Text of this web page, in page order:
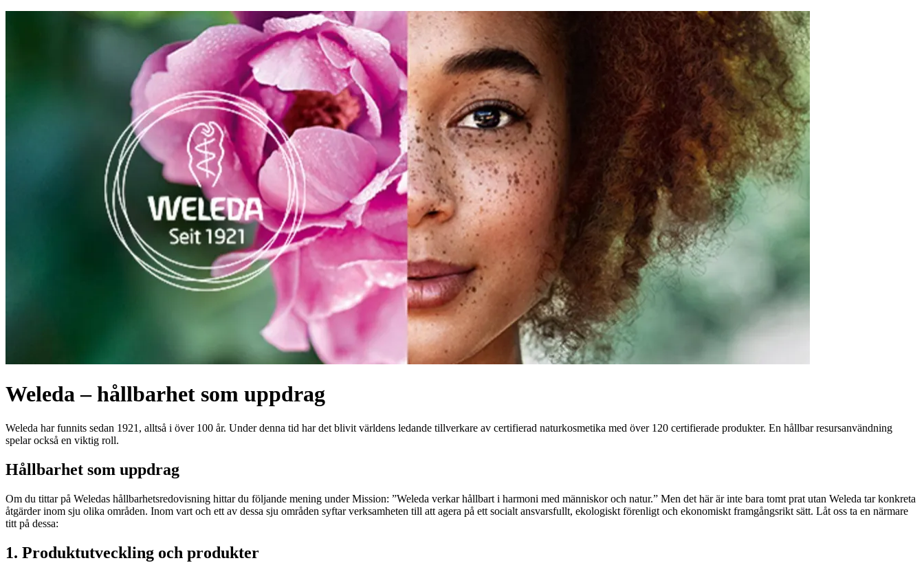
Weleda – hållbarhet som uppdrag
Weleda har funnits sedan 1921, alltså i över 100 år. Under denna tid har det blivit världens ledande tillverkare av certifierad naturkosmetika med över 120 certifierade produkter. En hållbar resursanvändning
spelar också en viktig roll.
Hållbarhet som uppdrag
Om du tittar på Weledas hållbarhetsredovisning hittar du följande mening under Mission: ”Weleda verkar hållbart i harmoni med människor och natur.” Men det här är inte bara tomt prat utan Weleda tar konkreta
åtgärder inom sju olika områden. Inom vart och ett av dessa sju områden syftar verksamheten till att agera på ett socialt ansvarsfullt, ekologiskt förenligt och ekonomiskt framgångsrikt sätt. Låt oss ta en närmare
titt på dessa:
1. Produktutveckling och produkter